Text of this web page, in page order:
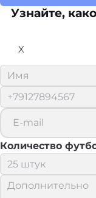
Узнайте,
X
Количество